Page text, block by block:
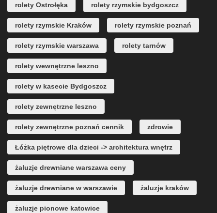
rolety Ostrołęka rolety rzymskie bydgoszcz
rolety rzymskie Kraków rolety rzymskie poznań
rolety rzymskie warszawa rolety tarnów
rolety wewnętrzne leszno
rolety w kasecie Bydgoszcz
rolety zewnętrzne leszno
rolety zewnętrzne poznań cennik zdrowie
Łóżka piętrowe dla dzieci -> architektura wnętrz
żaluzje drewniane warszawa ceny
żaluzje drewniane w warszawie żaluzje kraków
żaluzje pionowe katowice